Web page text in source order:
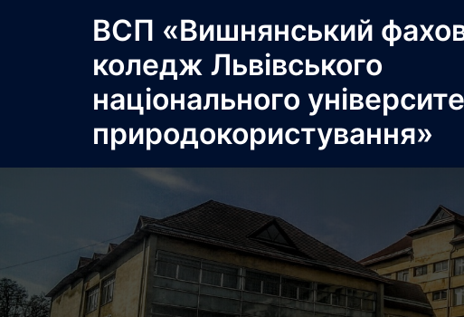
ВСП «Вишнянський
коледж Львівського
національного
природокористування»